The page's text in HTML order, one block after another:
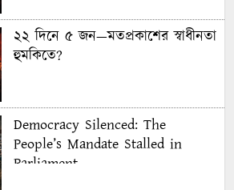
২২ দিনে ৫ জন—মতপ্রকাশের স্বাধীনতা
হুমকিতে?
Democracy Silenced: The
People’s Mandate Stalled in
Parliament